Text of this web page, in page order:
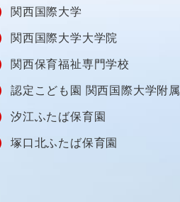
関西国際大学
関西国際大学大学院
関西保育福祉専門学校
認定こども園 関西国際大学附属
汐江ふたば保育園
塚口北ふたば保育園